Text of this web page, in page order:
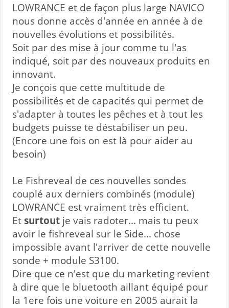
LOWRANCE et de façon plus large NAVICO
nous donne accès d'année en année à de
nouvelles évolutions et possibilités.
Soit par des mise à jour comme tu l'as
indiqué, soit par des nouveaux produits en
innovant.
Je conçois que cette multitude de
possibilités et de capacités qui permet de
s'adapter à toutes les pêches et à tout les
budgets puisse te déstabiliser un peu.
(Encore une fois on est là pour aider au
besoin)
Le Fishreveal de ces nouvelles sondes
couplé aux derniers combinés (module)
LOWRANCE est vraiment très efficient.
Et surtout je vais radoter... mais tu peux
avoir le fishreveal sur le Side... chose
impossible avant l'arriver de cette nouvelle
sonde + module S3100.
Dire que ce n'est que du marketing revient
à dire que le bluetooth aillant équipé pour
la 1ere fois une voiture en 2005 aurait la